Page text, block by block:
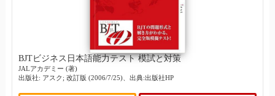
BJTビジネス日本語能力テスト 模試と対策
JALアカデミー (著)
出版社: アスク; 改訂版 (2006/7/25)、出典:出版社HP